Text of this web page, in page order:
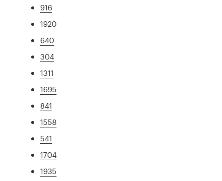
916
1920
640
304
1311
1695
841
1558
541
1704
1935